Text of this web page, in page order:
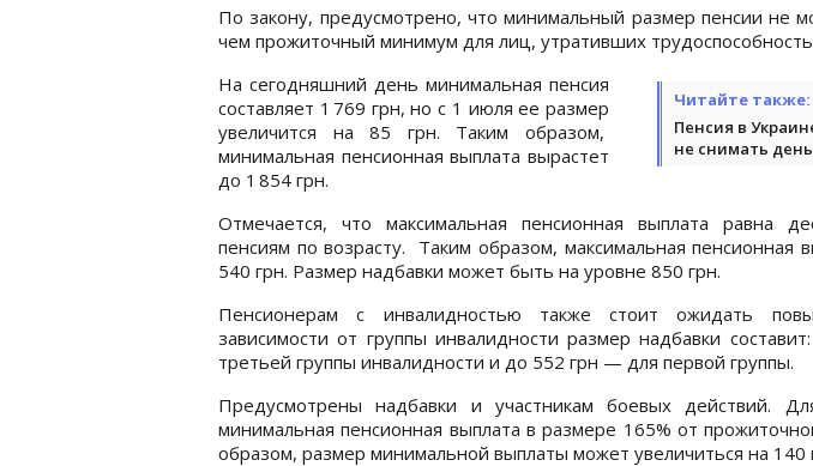
По закону, предусмотрено, что минимальный размер пенсии не
чем прожиточный минимум для лиц, утративших
Читайте также:
Пенсия в
не снимать
На сегодняшний день минимальная пенсия
составляет 1 769 грн, но с 1 июля ее размер
увеличится на 85 грн. Таким образом,
минимальная пенсионная выплата вырастет
до 1 854 грн.
Отмечается, что максимальная пенсионная выплата равна
пенсиям по возрасту. Таким образом, максимальная пенсионная
540 грн. Размер надбавки может быть на уровне 850 грн.
Пенсионерам с инвалидностью также стоит ожидать
зависимости от группы инвалидности размер надбавки
третьей группы инвалидности и до 552 грн — для первой группы.
Предусмотрены надбавки и участникам боевых действий.
минимальная пенсионная выплата в размере 165% от
образом, размер минимальной выплаты может увеличиться на 140